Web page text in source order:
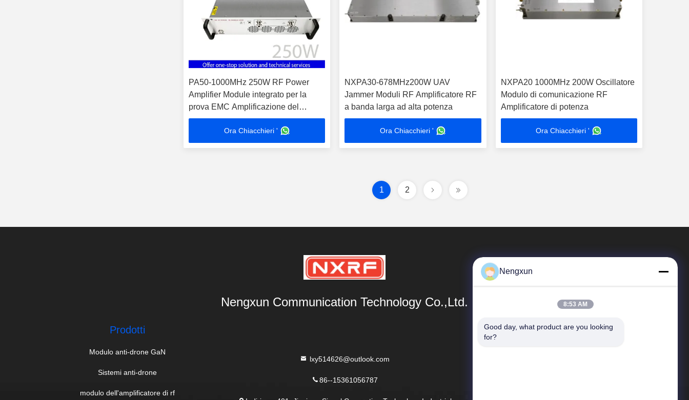
PA50-1000MHz 250W RF Power
Amplifier Module integrato per la
prova EMC Amplificazione del
segnale 220V Voltaggio di lavoro
Ora Chiacchieri '
NXPA30-678MHz200W UAV
Jammer Moduli RF Amplificatore RF
a banda larga ad alta potenza
Ora Chiacchieri '
NXPA20 1000MHz 200W Oscillatore
Modulo di comunicazione RF
Amplificatore di potenza
Ora Chiacchieri '
1 2
Nengxun Communication Technology Co.,Ltd.
Prodotti
Modulo anti-drone GaN
Sistemi anti-drone
modulo dell'amplificatore di rf
lxy514626@outlook.com
86--15361056787
Collegamenti Rapidi
Nengxun
8:53 AM
Good day, what product are you looking
for?